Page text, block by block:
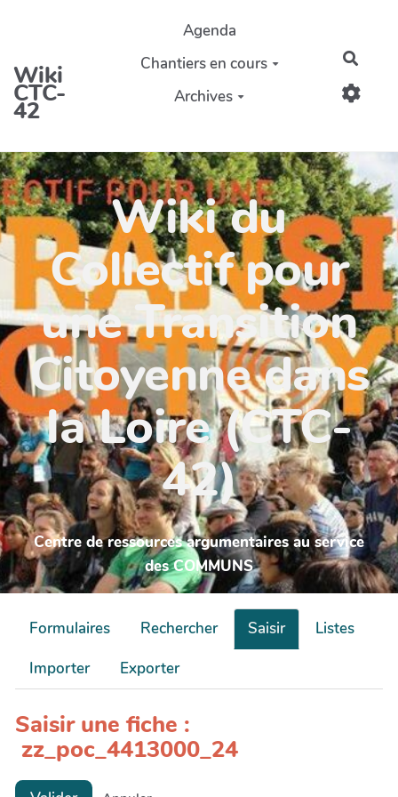
Aller au contenu principal
Wiki
CTC-
42
Agenda
Chantiers en cours
Archives
Wiki du
Collectif pour
une Transition
Citoyenne dans
la Loire (CTC-
42)
Centre de ressources argumentaires au service
des COMMUNS
Formulaires Rechercher Saisir
Listes
Importer
Exporter
Saisir une fiche :
zz_poc_4413000_24